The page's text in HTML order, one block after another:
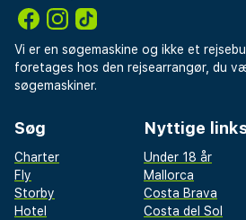
Vi er en søgemaskine og ikke et
foretages hos den rejsearrangør, du
søgemaskiner.
Søg
Charter
Fly
Storby
Hotel
Nyttige
Under 18 år
Mallorca
Costa Brava
Costa del Sol